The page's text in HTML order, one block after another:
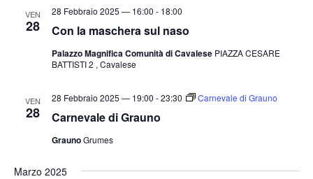
VEN
28 Con la maschera sul naso
28 Febbraio 2025 — 16:00 - 18:00
Palazzo Magnifica Comunità di Cavalese PIAZZA CESARE
BATTISTI 2 , Cavalese
VEN
28 Carnevale di Grauno
28 Febbraio 2025 — 19:00 -23:30 Carnevale di Grauno
GraunoGrumes
Marzo 2025